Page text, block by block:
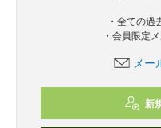
・全ての
・会員限定
メー
新